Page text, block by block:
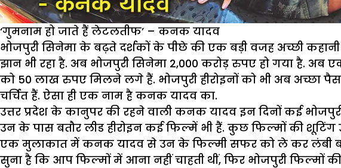
‘गुमनाम हो जाते हैं लेटलतीफ’ – कनक यादव
भोजपुरी सिनेमा के बढ़ते दर्शकों के पीछे की एक बड़ी वजह अच्छी
झान भी रहा है. अब भोजपुरी सिनेमा 2,000 करोड़ रुपए हो गया है.
को 50 लाख रुपए मिलने लगे हैं. भोजपुरी हीरोइनों को भी अब अच्छा
चर्चित हैं. ऐसा ही एक नाम है कनक यादव का.
उत्तर प्रदेश के कानुपर की रहने वाली कनक यादव इन दिनों कई
उन के पास बतौर लीड हीरोइन कई फिल्में भी हैं. कुछ फिल्मों की शूटिंग
एक मुलाकात में कनक यादव से उन के फिल्मी सफर को ले कर लंबी
सुना है कि आप फिल्मों में आना नहीं चाहती थीं, फिर भोजपुरी फिल्मों